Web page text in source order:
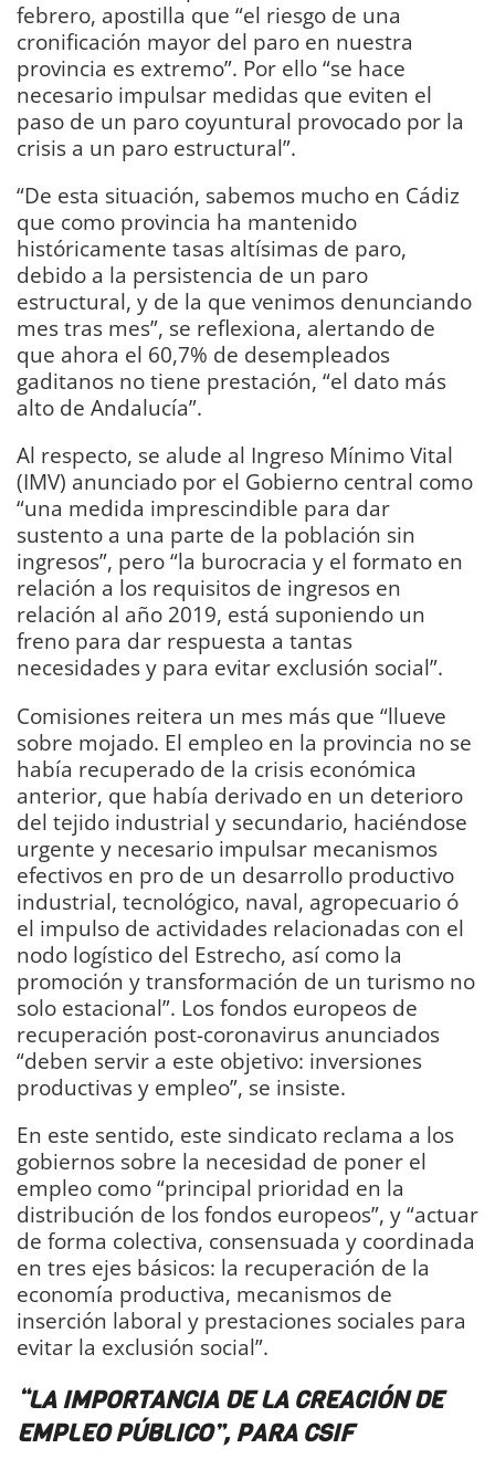
febrero, apostilla que “el riesgo de una
cronificación mayor del paro en nuestra
provincia es extremo”. Por ello “se hace
necesario impulsar medidas que eviten el
paso de un paro coyuntural provocado por la
crisis a un paro estructural”.
“De esta situación, sabemos mucho en Cádiz
que como provincia ha mantenido
históricamente tasas altísimas de paro,
debido a la persistencia de un paro
estructural, y de la que venimos denunciando
mes tras mes”, se reflexiona, alertando de
que ahora el 60,7% de desempleados
gaditanos no tiene prestación, “el dato más
alto de Andalucía”.
Al respecto, se alude al Ingreso Mínimo Vital
(IMV) anunciado por el Gobierno central como
“una medida imprescindible para dar
sustento a una parte de la población sin
ingresos”, pero “la burocracia y el formato en
relación a los requisitos de ingresos en
relación al año 2019, está suponiendo un
freno para dar respuesta a tantas
necesidades y para evitar exclusión social”.
Comisiones reitera un mes más que “llueve
sobre mojado. El empleo en la provincia no se
había recuperado de la crisis económica
anterior, que había derivado en un deterioro
del tejido industrial y secundario, haciéndose
urgente y necesario impulsar mecanismos
efectivos en pro de un desarrollo productivo
industrial, tecnológico, naval, agropecuario ó
el impulso de actividades relacionadas con el
nodo logístico del Estrecho, así como la
promoción y transformación de un turismo no
solo estacional”. Los fondos europeos de
recuperación post-coronavirus anunciados
“deben servir a este objetivo: inversiones
productivas y empleo”, se insiste.
En este sentido, este sindicato reclama a los
gobiernos sobre la necesidad de poner el
empleo como “principal prioridad en la
distribución de los fondos europeos”, y “actuar
de forma colectiva, consensuada y coordinada
en tres ejes básicos: la recuperación de la
economía productiva, mecanismos de
inserción laboral y prestaciones sociales para
evitar la exclusión social”.
“LA IMPORTANCIA DE LA CREACIÓN DE
EMPLEO PÚBLICO”, PARA CSIF